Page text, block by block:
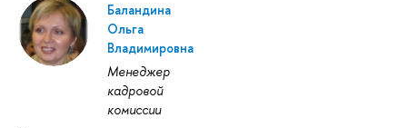
Баландина
Ольга
Владимировна
Менеджер
кадровой
комиссии